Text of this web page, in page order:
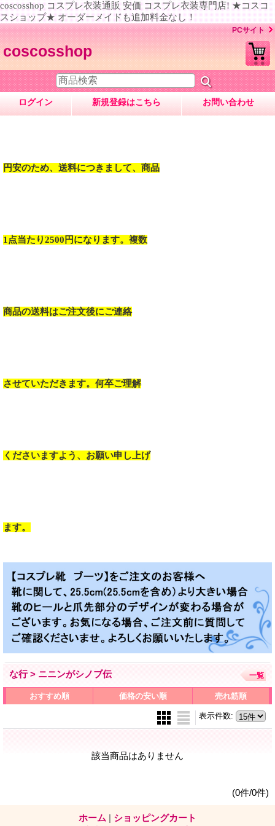
coscosshop コスプレ衣装通販 安価 コスプレ衣装専門店! ★コスコ
スショップ★ オーダーメイドも追加料金なし！
PCサイト
coscosshop
ログイン 新規登録はこちら お問い合わせ
円安のため、送料につきまして、商品
1点当たり2500円になります。複数
商品の送料はご注文後にご連絡
させていただきます。何卒ご理解
くださいますよう、お願い申し上げ
ます。
な行 > ニニンがシノブ伝 一覧
おすすめ順 価格の安い順 売れ筋順
表示件数:
該当商品はありません
(0件/0件)
ホーム | ショッピングカート